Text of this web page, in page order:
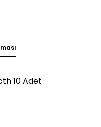
10 Adet